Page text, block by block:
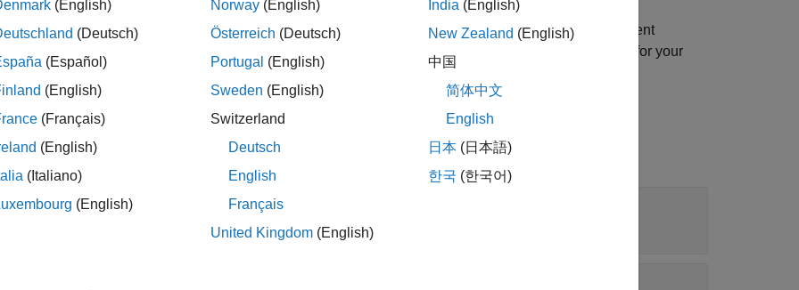
= addPhugoidRequirementFunctions(specificationIn customFunction)adds custom requirement
if you want to add custom requirements for your
Arguments
all
— Aero.FixedWing.Specification
(English)
(Deutsch)
(Español)
(English)
(Français)
(English)
(Italiano)
(English)
Norway (English)
Österreich (Deutsch)
Portugal (English)
Sweden (English)
Switzerland
Deutsch
English
Français
United Kingdom (English)
India (English)
New Zealand (English)
中国
简体中文
English
日本 (日本語)
한국 (한국어)